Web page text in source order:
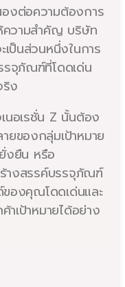
งต่อความต้องการ
ความสำคัญ บริษัท
ป็นส่วนหนึ่งในการ
จุภัณฑ์ที่โดดเด่น
ง
นอเรชั่น Z นั้นต้อง
ยของกลุ่มเป้าหมาย
งยืน หรือ
างสรรค์บรรจุภัณฑ์
องคุณโดดเด่นและ
าเป้าหมายได้อย่าง